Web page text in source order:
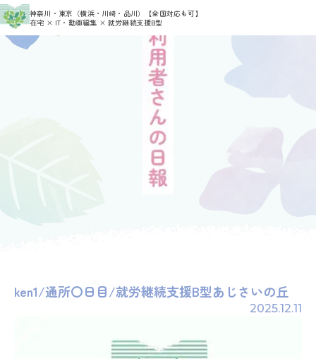
神奈川・東京（横浜・川崎・品川）
【全国対応も可】
在宅 × IT・動画編集 × 就労継続支援B型
HOME > 利用者さんの日報 > admin_ajisai
ken1/通所〇日目/就労継続支援B型あじさいの丘
2025.12.11